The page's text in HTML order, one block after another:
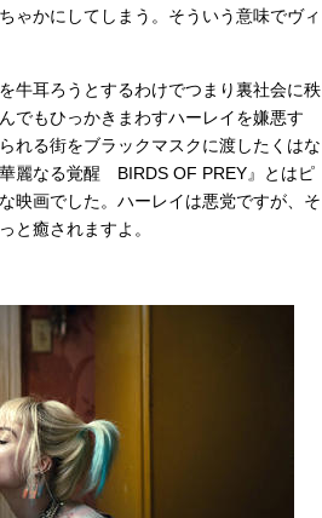
ゃかにしてしまう。そういう意味でヴィ
牛耳ろうとするわけでつまり裏社会に秩
でもひっかきまわすハーレイを嫌悪す
れる街をブラックマスクに渡したくはな
麗なる覚醒 BIRDS OF PREY』とはピ
映画でした。ハーレイは悪党ですが、そ
と癒されますよ。